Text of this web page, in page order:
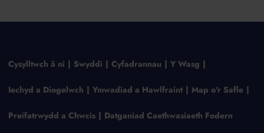
Cysylltwch â ni Swyddi Cyfadrannau Y Wasg
Iechyd a Diogelwch Ymwadiad a Hawlfraint Map o'r Safle
Preifatrwydd a Chwcis Datganiad Caethwasiaeth Fodern